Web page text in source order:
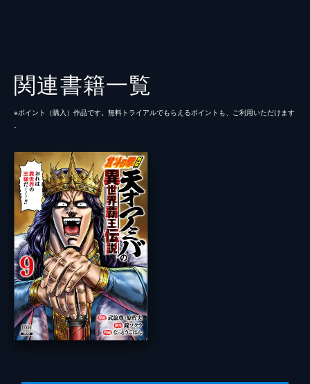
関連書籍一覧
※ポイント（購⼊）作品です。無料トライアルでもらえるポイントも、ご利⽤いただけます